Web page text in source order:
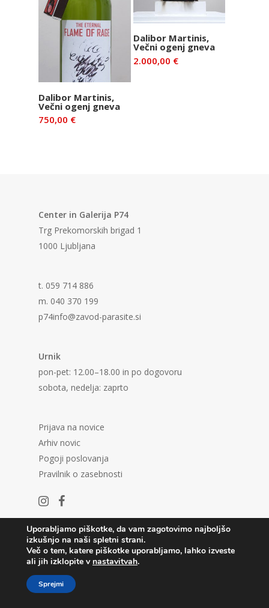
Dodaj v
košarico
Dalibor Martinis,
Večni ogenj gneva
750,00 €
Dodaj v
košarico
Dalibor Martinis,
Večni ogenj gneva
2.000,00 €
Center in Galerija P74
Trg Prekomorskih brigad 1
1000 Ljubljana
t. 059 714 886
m. 040 370 199
p74info@zavod-parasite.si
Urnik
pon-pet: 12.00–18.00 in po dogovoru
sobota, nedelja: zaprto
Prijava na novice
Arhiv novic
Pogoji poslovanja
Pravilnik o zasebnosti
Uporabljamo piškotke, da vam zagotovimo najboljšo
izkušnjo na naši spletni strani.
Več o tem, katere piškotke uporabljamo, lahko izveste
ali jih izklopite v nastavitvah.
Sprejmi